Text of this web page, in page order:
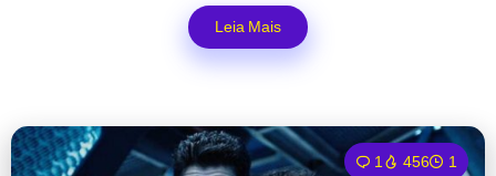
Leia Mais
1 456 1